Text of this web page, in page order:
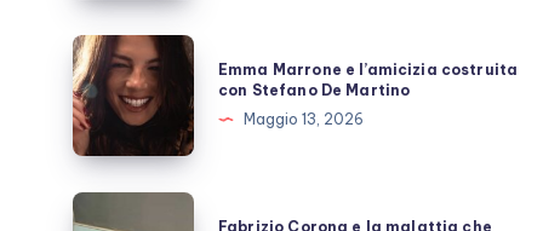
Berruti
allo
scoperto
Emma
Marrone
e
l’amicizia
costruita
con
Emma Marrone e l’amicizia costruita
con Stefano De Martino
Maggio 13, 2026
Fabrizio
Fabrizio Corona e la malattia che